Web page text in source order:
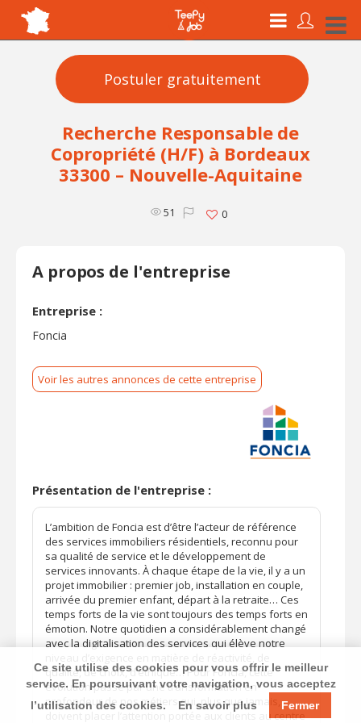
Recherche Responsable de
Copropriété (H/F) à Bordeaux
33300 – Nouvelle-Aquitaine
51 0
A propos de l'entreprise
Entreprise :
Foncia
Voir les autres annonces de cette entreprise
Présentation de l'entreprise :
L’ambition de Foncia est d’être l’acteur de référence
des services immobiliers résidentiels, reconnu pour
sa qualité de service et le développement de
services innovants. À chaque étape de la vie, il y a un
projet immobilier : premier job, installation en couple,
arrivée du premier enfant, départ à la retraite… Ces
temps forts de la vie sont toujours des temps forts en
émotion. Notre quotidien a considérablement changé
avec la digitalisation des services qui élève notre
qualité, de choix, d’éthique… Pour Foncia, cette
évolution passe par une transformation en
profondeur de nos métiers qui, plus que jamais,
doivent placer l’attention portée aux clients au centre
Postuler gratuitement
Ce site utilise des cookies pour vous offrir le meilleur
service. En poursuivant votre navigation, vous acceptez
l’utilisation des cookies.
En savoir plus Fermer